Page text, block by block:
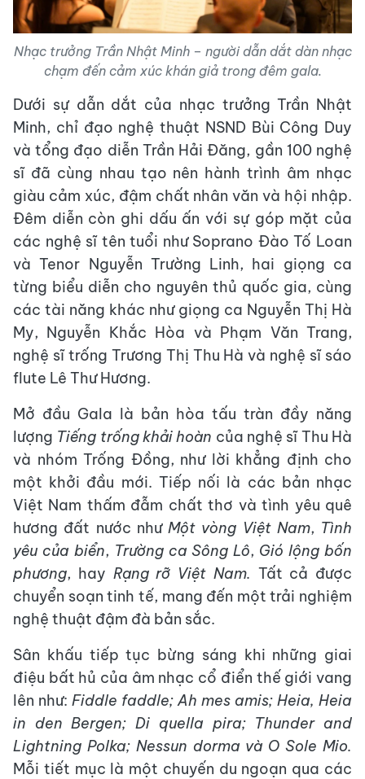
Nhạc trưởng Trần Nhật Minh – người dẫn dắt dàn nhạc
chạm đến cảm xúc khán giả trong đêm gala.
Dưới sự dẫn dắt của nhạc trưởng Trần Nhật
Minh, chỉ đạo nghệ thuật NSND Bùi Công Duy
và tổng đạo diễn Trần Hải Đăng, gần 100 nghệ
sĩ đã cùng nhau tạo nên hành trình âm nhạc
giàu cảm xúc, đậm chất nhân văn và hội nhập.
Đêm diễn còn ghi dấu ấn với sự góp mặt của
các nghệ sĩ tên tuổi như Soprano Đào Tố Loan
và Tenor Nguyễn Trường Linh, hai giọng ca
từng biểu diễn cho nguyên thủ quốc gia, cùng
các tài năng khác như giọng ca Nguyễn Thị Hà
My, Nguyễn Khắc Hòa và Phạm Văn Trang,
nghệ sĩ trống Trương Thị Thu Hà và nghệ sĩ sáo
flute Lê Thư Hương.
Mở đầu Gala là bản hòa tấu tràn đầy năng
lượng Tiếng trống khải hoàn của nghệ sĩ Thu Hà
và nhóm Trống Đồng, như lời khẳng định cho
một khởi đầu mới. Tiếp nối là các bản nhạc
Việt Nam thấm đẫm chất thơ và tình yêu quê
hương đất nước như Một vòng Việt Nam, Tình
yêu của biển, Trường ca Sông Lô, Gió lộng bốn
phương, hay Rạng rỡ Việt Nam. Tất cả được
chuyển soạn tinh tế, mang đến một trải nghiệm
nghệ thuật đậm đà bản sắc.
Sân khấu tiếp tục bừng sáng khi những giai
điệu bất hủ của âm nhạc cổ điển thế giới vang
lên như: Fiddle faddle; Ah mes amis; Heia, Heia
in den Bergen; Di quella pira; Thunder and
Lightning Polka; Nessun dorma và O Sole Mio.
Mỗi tiết mục là một chuyến du ngoạn qua các